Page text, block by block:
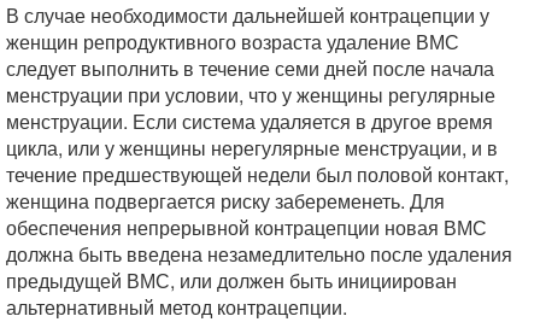
В случае необходимости дальнейшей контрацепции у
женщин репродуктивного возраста удаление ВМС
следует выполнить в течение семи дней после начала
менструации при условии, что у женщины регулярные
менструации. Если система удаляется в другое время
цикла, или у женщины нерегулярные менструации, и в
течение предшествующей недели был половой контакт,
женщина подвергается риску забеременеть. Для
обеспечения непрерывной контрацепции новая ВМС
должна быть введена незамедлительно после удаления
предыдущей ВМС, или должен быть инициирован
альтернативный метод контрацепции.